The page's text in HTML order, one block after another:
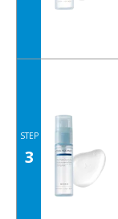
STEP
3